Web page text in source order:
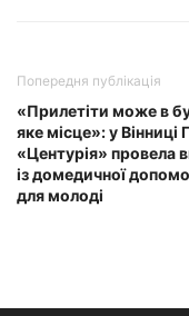
Попередня публікація
«Прилетіти може в
яке місце»: у Вінниці
«Центурія» провела
із домедичної
для молоді